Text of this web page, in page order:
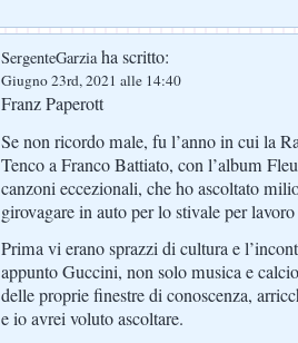
SergenteGarziaha scritto:
Giugno 23rd, 2021 alle 14:40
Franz Paperott
Se non ricordo male, fu l’anno in cui la
Tenco a Franco Battiato, con l’album
canzoni eccezionali, che ho ascoltato
girovagare in auto per lo stivale per lavoro
Prima vi erano sprazzi di cultura e
appunto Guccini, non solo musica e
delle proprie finestre di conoscenza,
e io avrei voluto ascoltare.